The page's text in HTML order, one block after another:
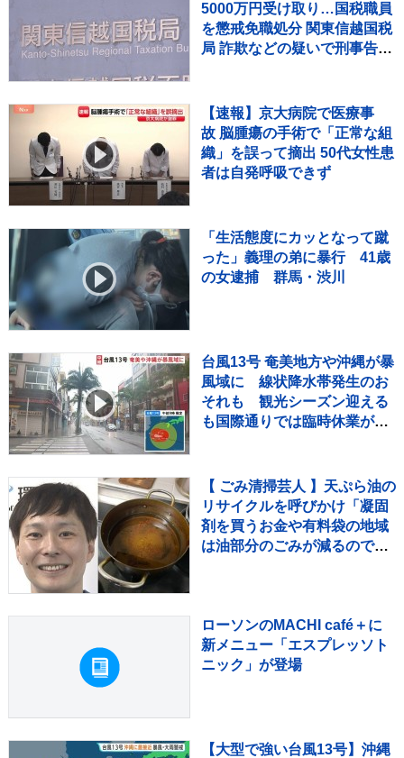
5000万円受け取り…国税職員
を懲戒免職処分 関東信越国税
局 詐欺などの疑いで刑事告発
【速報】京大病院で医療事
故 脳腫瘍の手術で「正常な組
織」を誤って摘出 50代女性患
者は自発呼吸できず
「生活態度にカッとなって蹴
った」義理の弟に暴行 41歳
の女逮捕 群馬・渋川
台風13号 奄美地方や沖縄が暴
風域に 線状降水帯発生のお
それも 観光シーズン迎える
も国際通りでは臨時休業が相
【 ごみ清掃芸人 】天ぷら油の
リサイクルを呼びかけ「凝固
剤を買うお金や有料袋の地域
は油部分のごみが減るので、
ローソンのMACHI café＋に
新メニュー「エスプレッソト
ニック」が登場
【大型で強い台風13号】沖縄